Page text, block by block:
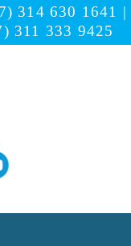
314 630 1641 |
311 333 9425